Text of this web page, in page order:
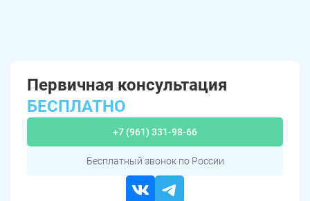
Первичная консультация
БЕСПЛАТНО
+7 (961) 331-98-66
Бесплатный звонок по России